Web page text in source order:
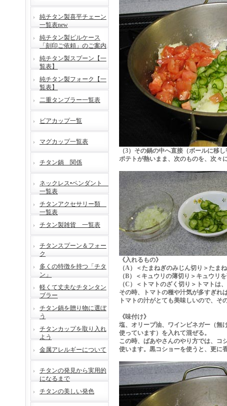
純チタン製喜平チェーン
一覧表new
純チタン製ピルケース
「刻印ご依頼」のご案内
純チタン製スプーン【一
覧表】
純チタン製フォーク【一
覧表】
二重タンブラー一覧表
ビアカップ一覧
マグカップ一覧表
チタン鍋 関係
ネックレス•ペンダント
一覧表
チタンアクセサリー類
一覧表
チタン製雑貨 一覧表
チタンスプーン＆フォー
ク
多くの特徴を持つ「チタ
ン」
軽くて丈夫なチタンタン
ブラー
チタン鍋を贈り物に選ぼ
う
チタンカップを取り入れ
よう
金属アレルギーについて
チタンの発見から実用的
になるまで
チタンの美しい発色
（3）その鍋の中へ直接（ボールに移
ポテトが熱いまま、次のものを、次々
《入れるもの》
（A）＜たまねぎのみじん切り＞たま
（B）＜キュウリの薄切り＞キュウリ
（C）＜トマトのざく切り＞トマトは
その時、トマトの種や汁気が多すぎれ
トマトの汁がとても美味しいので、そ
《味付け》
塩、オリーブ油、ワインビネガー（無
使っています）を入れて混ぜる。
この時、ばあやさんのやり方では、コ
使います。黒コショーを使うと、更に